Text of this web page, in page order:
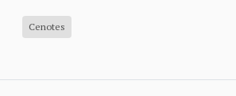
Cenotes